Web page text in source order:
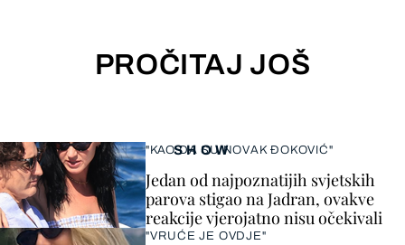
PROČITAJ JOŠ
SHOW
"KAO DA SU NOVAK ĐOKOVIĆ"
Jedan od najpoznatijih svjetskih
parova stigao na Jadran, ovakve
reakcije vjerojatno nisu očekivali
"VRUĆE JE OVDJE"